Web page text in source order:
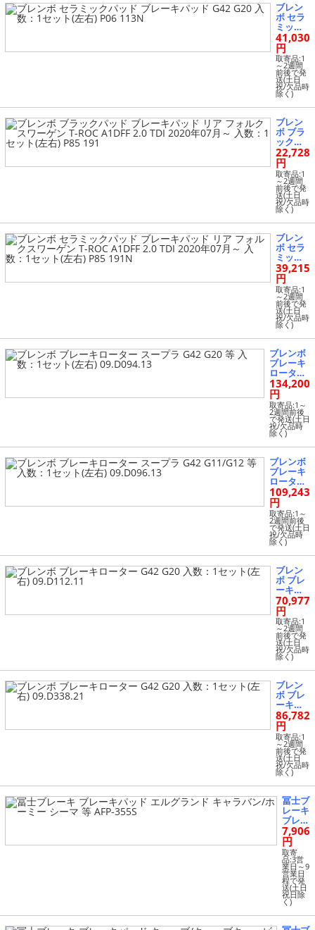
ブレン
ボ セラ
ミック
パッド
ブレー
キパッ
ド G42
G20 入
数：1セ
ット(左
右) P06
113N
41,030
円
取寄品:1
～2週間
前後で発
送(土日
祝/欠品時
除く)
ブレン
ボ ブラ
ックパ
ッド ブ
レーキ
パッド
リア フ
ォルク
スワー
ゲン T-
ROC A1
DFF 2.0
TDI 202
0年07月
～ 入
数：1セ
ット(左
右) P85
191
22,728
円
取寄品:1
～2週間
前後で発
送(土日
祝/欠品時
除く)
ブレン
ボ セラ
ミック
パッド
ブレー
キパッ
ド リア
フォル
クスワ
ーゲン
T-ROC
A1DFF
2.0 TDI
2020年0
7月～ 入
数：1セ
ット(左
右) P85
191N
39,215
円
取寄品:1
～2週間
前後で発
送(土日
祝/欠品時
除く)
ブレンボ
ブレーキ
ローター
スープラ
G42 G20
等 入数：
1セット
(左右) 09.
D094.13
134,200
円
取寄品:1～
2週間前後
で発送(土日
祝/欠品時
除く)
ブレンボ
ブレーキ
ローター
スープラ
G42 G11/
G12 等 入
数：1セ
ット(左
右) 09.D0
109,243
円
取寄品:1～
2週間前後
で発送(土日
祝/欠品時
除く)
ブレン
ボ ブレ
ーキロ
ーター
G42 G20
入数：1
セット
(左右) 0
9.D112.
11
70,977
円
取寄品:1
～2週間
前後で発
送(土日
祝/欠品時
除く)
ブレン
ボ ブレ
ーキロ
ーター
G42 G20
入数：1
セット
(左右) 0
9.D338.
21
86,782
円
取寄品:1
～2週間
前後で発
送(土日
祝/欠品時
除く)
冨士ブ
レーキ
ブレー
キパッ
ド エ
ルグラ
ンド
キャラ
バン/
ホーミ
ー シ
ーマ
等 AFP
7,906
円
取寄
品:3営
業日～9
営業日
程で発
送(土日
祝日除
く)